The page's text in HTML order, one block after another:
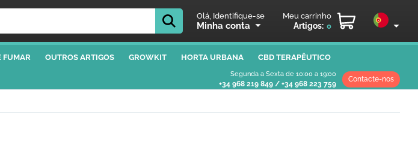
Olá, Identifique-se
Minha conta
Meu carrinho
Artigos: 0
FUMAR OUTROS ARTIGOS GROWKIT HORTA URBANA CBD TERAPÊUTICO
Segunda a Sexta de 10:00 a 19:00
+34 968 219 849 / +34 968 223 759
Contacte-nos